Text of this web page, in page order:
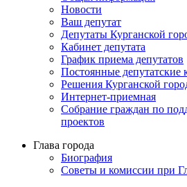
Новости
Ваш депутат
Депутаты Курганской
Кабинет депутата
График приема депутатов
Постоянные депутатские
Решения Курганской
Интернет-приемная
Собрание граждан по
проектов
Глава города
Биография
Советы и комиссии при